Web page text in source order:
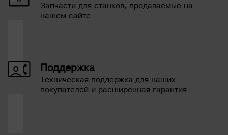
Запчасти для станков, продаваемые на
нашем сайте
Поддержка
Техническая поддержка для наших
покупателей и расширенная гарантия